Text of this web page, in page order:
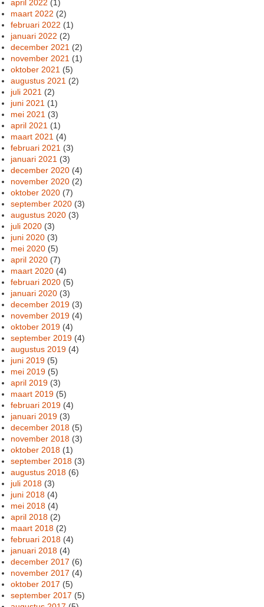
april 2022 (1)
maart 2022 (2)
februari 2022 (1)
januari 2022 (2)
december 2021 (2)
november 2021 (1)
oktober 2021 (5)
augustus 2021 (2)
juli 2021 (2)
juni 2021 (1)
mei 2021 (3)
april 2021 (1)
maart 2021 (4)
februari 2021 (3)
januari 2021 (3)
december 2020 (4)
november 2020 (2)
oktober 2020 (7)
september 2020 (3)
augustus 2020 (3)
juli 2020 (3)
juni 2020 (3)
mei 2020 (5)
april 2020 (7)
maart 2020 (4)
februari 2020 (5)
januari 2020 (3)
december 2019 (3)
november 2019 (4)
oktober 2019 (4)
september 2019 (4)
augustus 2019 (4)
juni 2019 (5)
mei 2019 (5)
april 2019 (3)
maart 2019 (5)
februari 2019 (4)
januari 2019 (3)
december 2018 (5)
november 2018 (3)
oktober 2018 (1)
september 2018 (3)
augustus 2018 (6)
juli 2018 (3)
juni 2018 (4)
mei 2018 (4)
april 2018 (2)
maart 2018 (2)
februari 2018 (4)
januari 2018 (4)
december 2017 (6)
november 2017 (4)
oktober 2017 (5)
september 2017 (5)